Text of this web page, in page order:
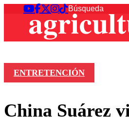
ENTRETENCIÓN
China Suárez